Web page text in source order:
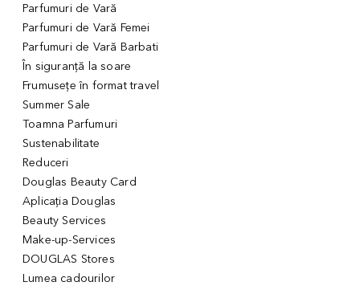
Parfumuri de Vară
Parfumuri de Vară Femei
Parfumuri de Vară Barbati
În siguranță la soare
Frumusețe în format travel
Summer Sale
Toamna Parfumuri
Sustenabilitate
Reduceri
Douglas Beauty Card
Aplicația Douglas
Beauty Services
Make-up-Services
DOUGLAS Stores
Lumea cadourilor